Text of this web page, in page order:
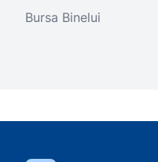
Bursa Binelui